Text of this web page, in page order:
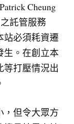
Cheung
託管服務
站必須耗資遷
生。在創立本
等打壓情況出
，但令大眾方